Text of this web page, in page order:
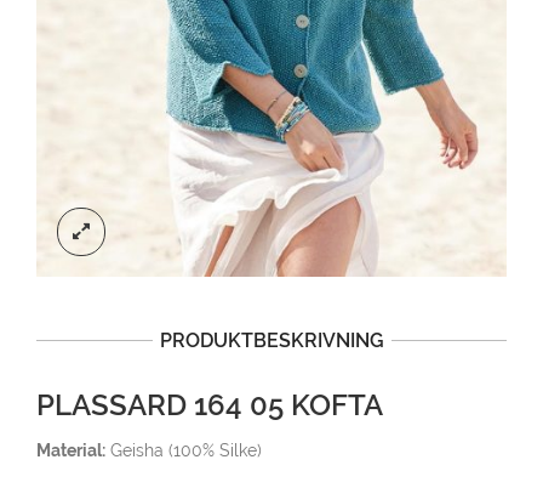
PRODUKTBESKRIVNING
PLASSARD 164 05 KOFTA
Material: Geisha (100% Silke)